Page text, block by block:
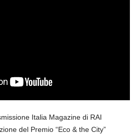
Italia Magazine di RAI
del Premio “Eco & the City”